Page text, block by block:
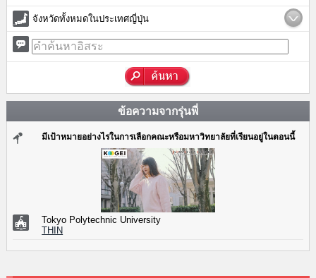
จังหวัดทั้งหมดในประเทศญี่ปุ่น
ข้อความจากรุ่นพี่
มีเป้าหมายอย่างไรในการเลือกคณะหรือมหาวิทยาลัยที่เรียนอยู่ในตอนนี้
Tokyo Polytechnic University
THIN